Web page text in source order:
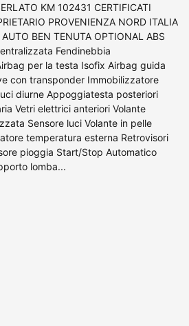
KM 102431 CERTIFICATI
PROVENIENZA NORD ITALIA
BEN TENUTA OPTIONAL ABS
Fendinebbia
per la testa Isofix Airbag guida
con transponder Immobilizzatore
diurne Appoggiatesta posteriori
Vetri elettrici anteriori Volante
Sensore luci Volante in pelle
temperatura esterna Retrovisori
pioggia Start/Stop Automatico
lomba...